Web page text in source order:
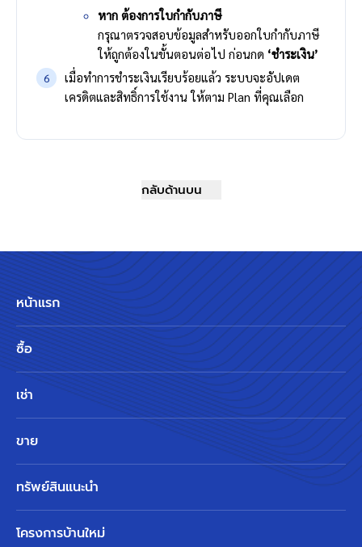
หาก ต้องการใบกำกับภาษี
กรุณาตรวจสอบข้อมูลสำหรับออกใบกำกับภาษี
ให้ถูกต้องในขั้นตอนต่อไป ก่อนกด ‘ชำระเงิน’
เมื่อทำการชำระเงินเรียบร้อยแล้ว ระบบจะอัปเดต
เครดิตและสิทธิ์การใช้งาน ให้ตาม Plan ที่คุณเลือก
กลับด้านบน
หน้าแรก
ซื้อ
เช่า
ขาย
ทรัพย์สินแนะนำ
โครงการบ้านใหม่